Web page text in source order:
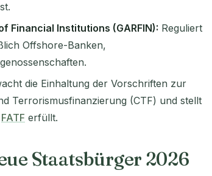
Financial Institutions (GARFIN): Reguliert
Offshore-Banken,
die Einhaltung der Vorschriften zur
Terrorismusfinanzierung (CTF) und stellt
FATF erfüllt.
Staatsbürger 2026